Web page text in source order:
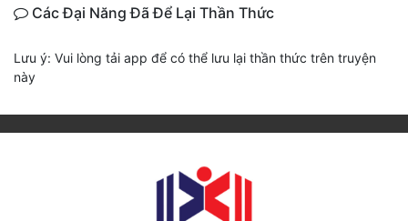
Các Đại Năng Đã Để Lại Thần Thức
Lưu ý: Vui lòng tải app để có thể lưu lại thần thức trên truyện
này